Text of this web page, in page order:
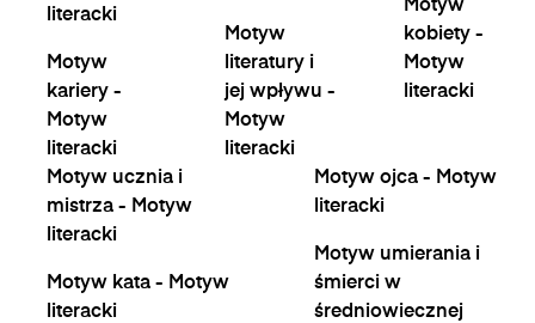
literacki
Motyw
kariery -
Motyw
literacki
Motyw
literatury i
jej wpływu -
Motyw
literacki
Motyw
kobiety -
Motyw
literacki
Motyw ucznia i
mistrza - Motyw
literacki
Motyw kata - Motyw
literacki
Motyw ojca - Motyw
literacki
Motyw umierania i
śmierci w
średniowiecznej